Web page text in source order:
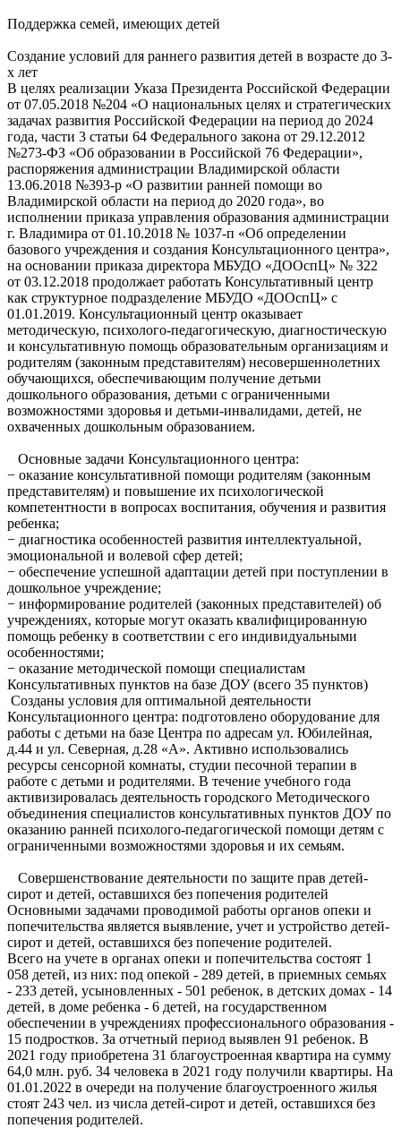
Поддержка семей, имеющих детей
Создание условий для раннего развития детей в возрасте до 3-
х лет
В целях реализации Указа Президента Российской Федерации
от 07.05.2018 №204 «О национальных целях и стратегических
задачах развития Российской Федерации на период до 2024
года, части 3 статьи 64 Федерального закона от 29.12.2012
№273-ФЗ «Об образовании в Российской 76 Федерации»,
распоряжения администрации Владимирской области
13.06.2018 №393-р «О развитии ранней помощи во
Владимирской области на период до 2020 года», во
исполнении приказа управления образования администрации
г. Владимира от 01.10.2018 № 1037-п «Об определении
базового учреждения и создания Консультационного центра»,
на основании приказа директора МБУДО «ДООспЦ» № 322
от 03.12.2018 продолжает работать Консультативный центр
как структурное подразделение МБУДО «ДООспЦ» с
01.01.2019. Консультационный центр оказывает
методическую, психолого-педагогическую, диагностическую
и консультативную помощь образовательным организациям и
родителям (законным представителям) несовершеннолетних
обучающихся, обеспечивающим получение детьми
дошкольного образования, детьми с ограниченными
возможностями здоровья и детьми-инвалидами, детей, не
охваченных дошкольным образованием.
Основные задачи Консультационного центра:
− оказание консультативной помощи родителям (законным
представителям) и повышение их психологической
компетентности в вопросах воспитания, обучения и развития
ребенка;
− диагностика особенностей развития интеллектуальной,
эмоциональной и волевой сфер детей;
− обеспечение успешной адаптации детей при поступлении в
дошкольное учреждение;
− информирование родителей (законных представителей) об
учреждениях, которые могут оказать квалифицированную
помощь ребенку в соответствии с его индивидуальными
особенностями;
− оказание методической помощи специалистам
Консультативных пунктов на базе ДОУ (всего 35 пунктов)
Созданы условия для оптимальной деятельности
Консультационного центра: подготовлено оборудование для
работы с детьми на базе Центра по адресам ул. Юбилейная,
д.44 и ул. Северная, д.28 «А». Активно использовались
ресурсы сенсорной комнаты, студии песочной терапии в
работе с детьми и родителями. В течение учебного года
активизировалась деятельность городского Методического
объединения специалистов консультативных пунктов ДОУ по
оказанию ранней психолого-педагогической помощи детям с
ограниченными возможностями здоровья и их семьям.
Совершенствование деятельности по защите прав детей-
сирот и детей, оставшихся без попечения родителей
Основными задачами проводимой работы органов опеки и
попечительства является выявление, учет и устройство детей-
сирот и детей, оставшихся без попечение родителей.
Всего на учете в органах опеки и попечительства состоят 1
058 детей, из них: под опекой - 289 детей, в приемных семьях
- 233 детей, усыновленных - 501 ребенок, в детских домах - 14
детей, в доме ребенка - 6 детей, на государственном
обеспечении в учреждениях профессионального образования -
15 подростков. За отчетный период выявлен 91 ребенок. В
2021 году приобретена 31 благоустроенная квартира на сумму
64,0 млн. руб. 34 человека в 2021 году получили квартиры. На
01.01.2022 в очереди на получение благоустроенного жилья
стоят 243 чел. из числа детей-сирот и детей, оставшихся без
попечения родителей.